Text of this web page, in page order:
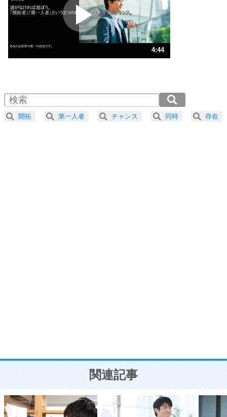
ポジティブになれない原因は、行動しないから。
ポジティブ思考になる30の方法
ストレス対策
人生、なんとかなるもの。
気楽に生きる30の方法
4 器の大きい人は、怒りを優しさで表現する。
ことが大切。
4:44
2.0倍速 （557KB 2分22秒）
2.5倍速 （446KB 1分53秒）
3.0倍速 （372KB 1分34秒）
開拓 第一人者 チャンス 同時 存在
関連記事